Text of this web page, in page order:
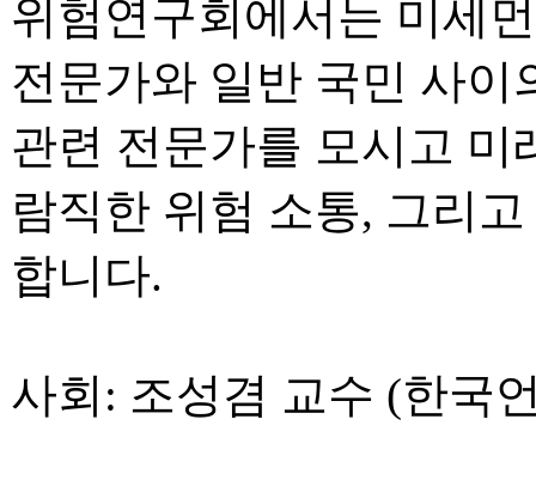
위험연구회에서는 미세
전문가와 일반 국민 사
관련 전문가를 모시고
람직한 위험 소통, 그리
합니다.
사회: 조성겸 교수 (한국